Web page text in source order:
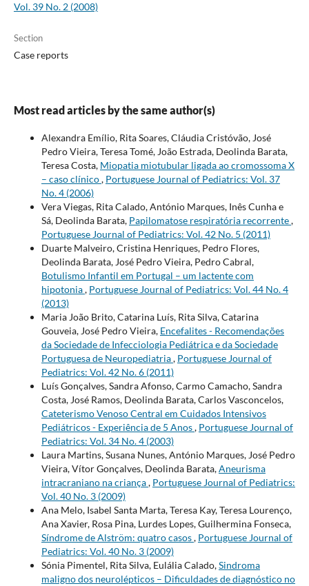
Vol. 39 No. 2 (2008)
Section
Case reports
Most read articles by the same author(s)
Alexandra Emílio, Rita Soares, Cláudia Cristóvão, José
Pedro Vieira, Teresa Tomé, João Estrada, Deolinda Barata,
Teresa Costa, Miopatia miotubular ligada ao cromossoma X
– caso clínico, Portuguese Journal of Pediatrics: Vol. 37
No. 4 (2006)
Vera Viegas, Rita Calado, António Marques, Inês Cunha e
Sá, Deolinda Barata, Papilomatose respiratória recorrente,
Portuguese Journal of Pediatrics: Vol. 42 No. 5 (2011)
Duarte Malveiro, Cristina Henriques, Pedro Flores,
Deolinda Barata, José Pedro Vieira, Pedro Cabral,
Botulismo Infantil em Portugal – um lactente com
hipotonia, Portuguese Journal of Pediatrics: Vol. 44 No. 4
(2013)
Maria João Brito, Catarina Luís, Rita Silva, Catarina
Gouveia, José Pedro Vieira, Encefalites - Recomendações
da Sociedade de Infecciologia Pediátrica e da Sociedade
Portuguesa de Neuropediatria, Portuguese Journal of
Pediatrics: Vol. 42 No. 6 (2011)
Luís Gonçalves, Sandra Afonso, Carmo Camacho, Sandra
Costa, José Ramos, Deolinda Barata, Carlos Vasconcelos,
Cateterismo Venoso Central em Cuidados Intensivos
Pediátricos - Experiência de 5 Anos, Portuguese Journal of
Pediatrics: Vol. 34 No. 4 (2003)
Laura Martins, Susana Nunes, António Marques, José Pedro
Vieira, Vítor Gonçalves, Deolinda Barata,Aneurisma
intracraniano na criança, Portuguese Journal of Pediatrics:
Vol. 40 No. 3 (2009)
Ana Melo, Isabel Santa Marta, Teresa Kay, Teresa Lourenço,
Ana Xavier, Rosa Pina, Lurdes Lopes, Guilhermina Fonseca,
Síndrome de Alström: quatro casos, Portuguese Journal of
Pediatrics: Vol. 40 No. 3 (2009)
Sónia Pimentel, Rita Silva, Eulália Calado,Sindroma
maligno dos neurolépticos – Dificuldades de diagnóstico no